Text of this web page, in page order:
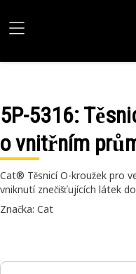
5P-5316:
o vnitřním
Cat® Těsnicí O-kroužek pro
vniknutí znečišťujících látek
Značka: Cat